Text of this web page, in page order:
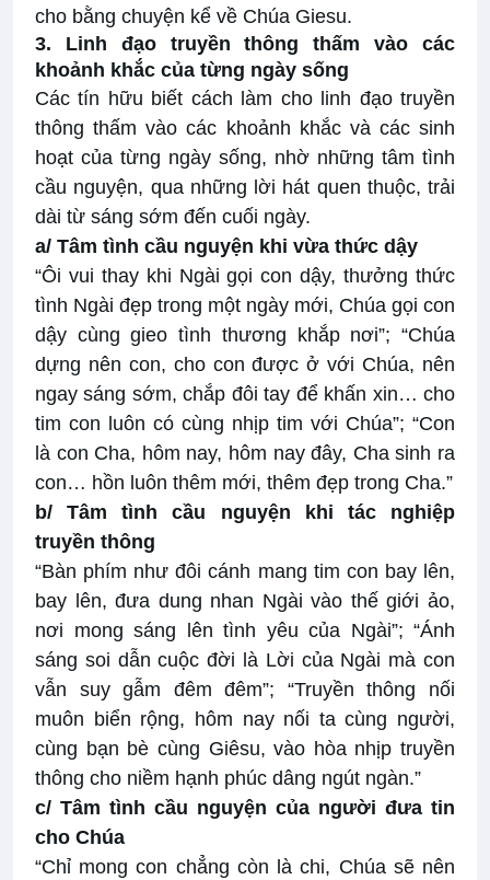
cho bằng chuyện kể về Chúa Giesu.
3. Linh đạo truyền thông thấm vào các
khoảnh khắc của từng ngày sống
Các tín hữu biết cách làm cho linh đạo truyền
thông thấm vào các khoảnh khắc và các sinh
hoạt của từng ngày sống, nhờ những tâm tình
cầu nguyện, qua những lời hát quen thuộc, trải
dài từ sáng sớm đến cuối ngày.
a/ Tâm tình cầu nguyện khi vừa thức dậy
“Ôi vui thay khi Ngài gọi con dậy, thưởng thức
tình Ngài đẹp trong một ngày mới, Chúa gọi con
dậy cùng gieo tình thương khắp nơi”; “Chúa
dựng nên con, cho con được ở với Chúa, nên
ngay sáng sớm, chắp đôi tay để khấn xin… cho
tim con luôn có cùng nhịp tim với Chúa”; “Con
là con Cha, hôm nay, hôm nay đây, Cha sinh ra
con… hồn luôn thêm mới, thêm đẹp trong Cha.”
b/ Tâm tình cầu nguyện khi tác nghiệp
truyền thông
“Bàn phím như đôi cánh mang tim con bay lên,
bay lên, đưa dung nhan Ngài vào thế giới ảo,
nơi mong sáng lên tình yêu của Ngài”; “Ánh
sáng soi dẫn cuộc đời là Lời của Ngài mà con
vẫn suy gẫm đêm đêm”; “Truyền thông nối
muôn biển rộng, hôm nay nối ta cùng người,
cùng bạn bè cùng Giêsu, vào hòa nhịp truyền
thông cho niềm hạnh phúc dâng ngút ngàn.”
c/ Tâm tình cầu nguyện của người đưa tin
cho Chúa
“Chỉ mong con chẳng còn là chi, Chúa sẽ nên